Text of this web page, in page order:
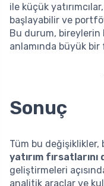
ile küçük
başlayabilir ve
Bu durum,
anlamında büyük bir
Sonuç
Tüm bu
yatırım
geliştirmeleri
analitik araçlar ve